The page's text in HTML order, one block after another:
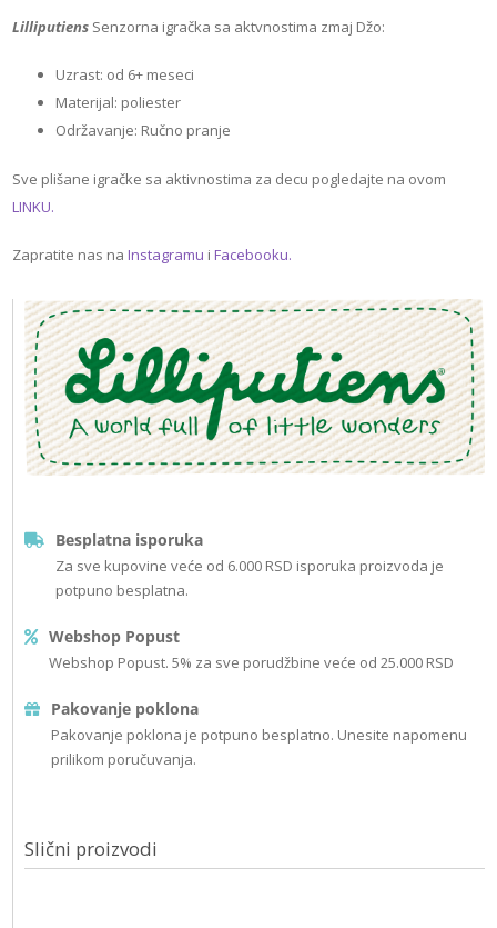
Lilliputiens Senzorna igračka sa aktvnostima zmaj Džo:
Uzrast: od 6+ meseci
Materijal: poliester
Održavanje: Ručno pranje
Sve plišane igračke sa aktivnostima za decu pogledajte na ovom
LINKU.
Zapratite nas naInstagramu iFacebooku.
Besplatna isporuka
Za sve kupovine veće od 6.000 RSD isporuka proizvoda je
potpuno besplatna.
Webshop Popust
Webshop Popust. 5% za sve porudžbine veće od 25.000 RSD
Pakovanje poklona
Pakovanje poklona je potpuno besplatno. Unesite napomenu
prilikom poručuvanja.
Slični proizvodi